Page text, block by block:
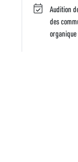
Audition
des